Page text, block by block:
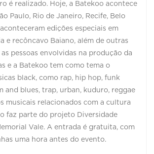
é realizado. Hoje, a Batekoo acontece
Paulo, Rio de Janeiro, Recife, Belo
edições especiais em
e recôncavo Baiano, além de outras
as pessoas envolvidas na produção da
e a Batekoo tem como tema o
black, como rap, hip hop, funk
and blues, trap, urban, kuduro, reggae
musicais relacionados com a cultura
faz parte do projeto Diversidade
Vale. A entrada é gratuita, com
uma hora antes do evento.